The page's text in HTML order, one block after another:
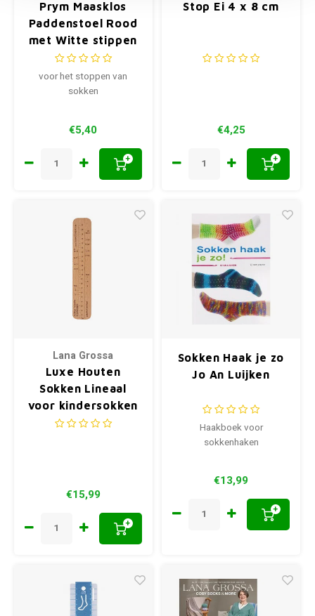
Prym Maasklos
Paddenstoel Rood
met Witte stippen
voor het stoppen van
sokken
€5,40
+
Stop Ei 4 x 8 cm
€4,25
+
Lana Grossa
Luxe Houten
Sokken Lineaal
voor kindersokken
€15,99
+
Sokken Haak je zo
Jo An Luijken
Haakboek voor
sokkenhaken
€13,99
+